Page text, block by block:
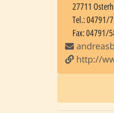
27711
Tel.: 04791/
Fax: 04791/
http://